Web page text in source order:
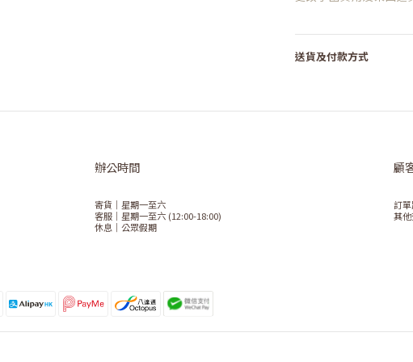
送貨及付款方式
辦公時間
寄貨｜星期一至六
客服｜星期一至六 (12:00-18:00)
休息｜公眾假期
顧
訂
其